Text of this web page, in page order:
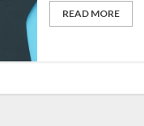
READ MORE